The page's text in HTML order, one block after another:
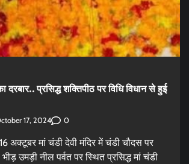
दरबार.. प्रसिद्ध शक्तिपीठ पर विधि विधान से हुई
17, 2024 0
16 अक्टूबर मां चंडी देवी मंदिर में चंडी चौदस पर
उमड़ी नील पर्वत पर स्थित प्रसिद्ध मां चंडी